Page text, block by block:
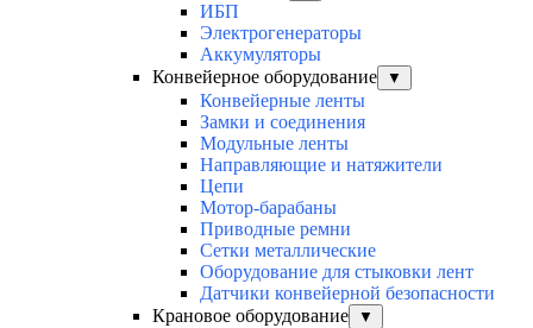
ИБП
Электрогенераторы
Аккумуляторы
Конвейерное оборудование
▼
Конвейерные ленты
Замки и соединения
Модульные ленты
Направляющие и натяжители
Цепи
Мотор-барабаны
Приводные ремни
Сетки металлические
Оборудование для стыковки лент
Датчики конвейерной безопасности
Крановое оборудование
▼